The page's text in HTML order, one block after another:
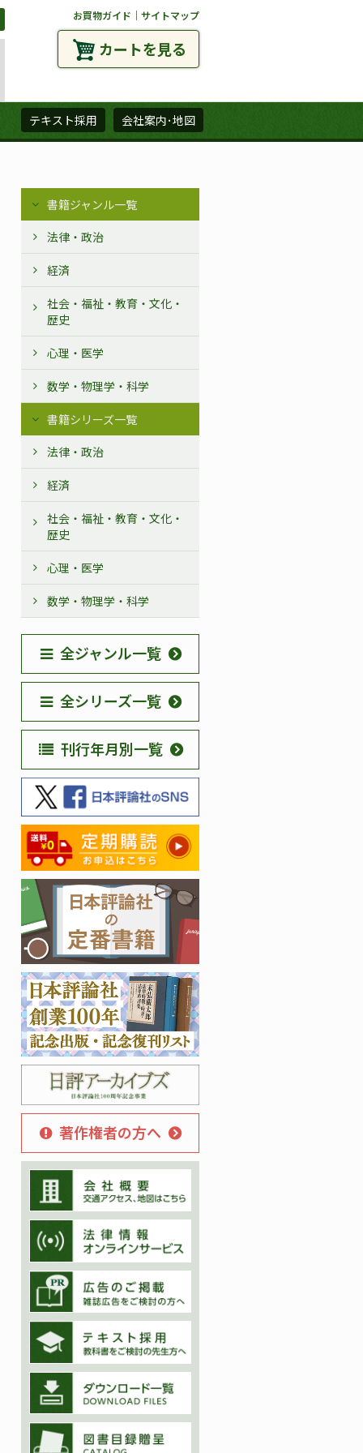
お買物ガイド ｜ サイトマップ
カートを見る
テキスト採用 会社案内･地図
書籍ジャンル一覧
法律・政治
経済
社会・福祉・教育・文化・
歴史
心理・医学
数学・物理学・科学
書籍シリーズ一覧
法律・政治
経済
社会・福祉・教育・文化・
歴史
心理・医学
数学・物理学・科学
全ジャンル一覧
全シリーズ一覧
刊行年月別一覧
著作権者の方へ